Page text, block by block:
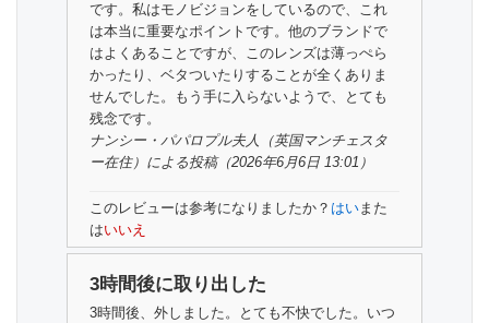
です。私はモノビジョンをしているので、これ
は本当に重要なポイントです。他のブランドで
はよくあることですが、このレンズは薄っぺら
かったり、ベタついたりすることが全くありま
せんでした。もう手に入らないようで、とても
残念です。
ナンシー・パパロプル夫人
（英国マンチェスタ
ー在住） による投稿（2026年6月6日 13:01）
このレビューは参考になりましたか？ はいまた
はいいえ
3時間後に取り出した
3時間後、外しました。とても不快でした。いつ